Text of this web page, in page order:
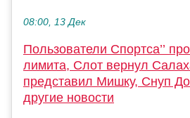
08:00, 13 Дек
Пользователи Спортса’’
лимита, Слот вернул
представил Мишку, Снуп
другие новости